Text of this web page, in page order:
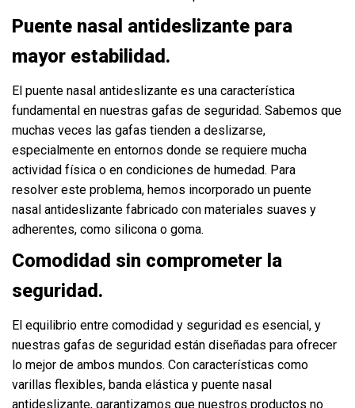
Puente nasal antideslizante para
mayor estabilidad.
El puente nasal antideslizante es una característica
fundamental en nuestras gafas de seguridad. Sabemos que
muchas veces las gafas tienden a deslizarse,
especialmente en entornos donde se requiere mucha
actividad física o en condiciones de humedad. Para
resolver este problema, hemos incorporado un puente
nasal antideslizante fabricado con materiales suaves y
adherentes, como silicona o goma.
Comodidad sin comprometer la
seguridad.
El equilibrio entre comodidad y seguridad es esencial, y
nuestras gafas de seguridad están diseñadas para ofrecer
lo mejor de ambos mundos. Con características como
varillas flexibles, banda elástica y puente nasal
antideslizante, garantizamos que nuestros productos no